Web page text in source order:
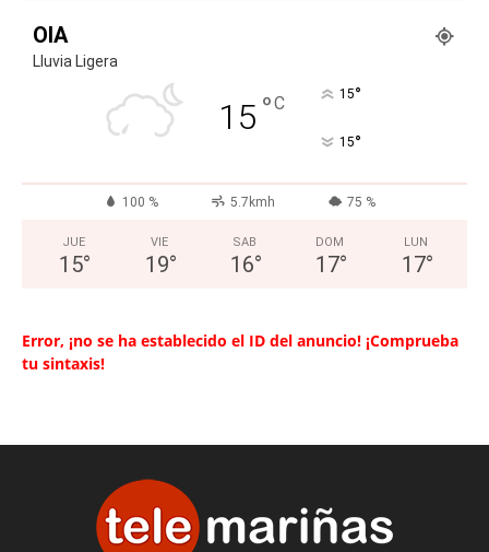
OIA
Lluvia Ligera
15 °C 15°
15°
100 % 5.7kmh 75 %
JUE
15°
VIE
19°
SAB
16°
DOM
17°
LUN
17°
Error, ¡no se ha establecido el ID del anuncio! ¡Comprueba
tu sintaxis!